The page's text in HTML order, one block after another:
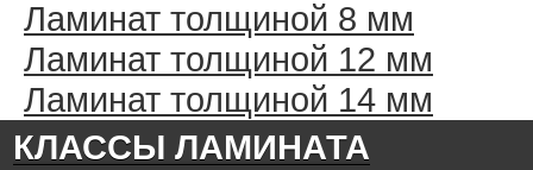
Ламинат толщиной 8 мм
Ламинат толщиной 12 мм
Ламинат толщиной 14 мм
КЛАССЫ ЛАМИНАТА